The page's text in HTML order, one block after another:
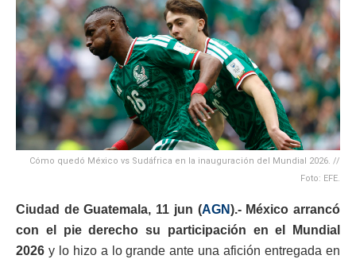
Cómo quedó México vs Sudáfrica en la inauguración del Mundial 2026. //
Foto: EFE.
Ciudad de Guatemala, 11 jun (AGN).- México arrancó
con el pie derecho su participación en el Mundial
2026 y lo hizo a lo grande ante una afición entregada en